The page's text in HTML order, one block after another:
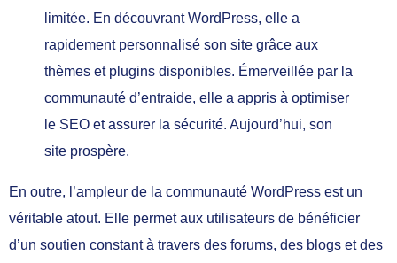
limitée. En découvrant WordPress, elle a
rapidement personnalisé son site grâce aux
thèmes et plugins disponibles. Émerveillée par la
communauté d’entraide, elle a appris à optimiser
le SEO et assurer la sécurité. Aujourd’hui, son
site prospère.
En outre, l’ampleur de la communauté WordPress est un
véritable atout. Elle permet aux utilisateurs de bénéficier
d’un soutien constant à travers des forums, des blogs et des